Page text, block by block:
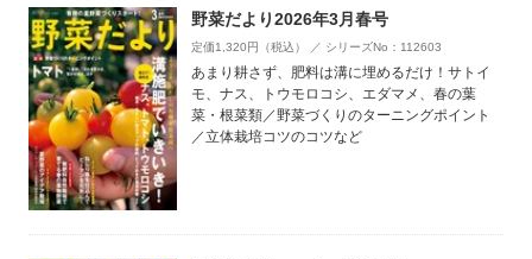
野菜だより2026年3月春号
定価1,320円（税込） ／ シリーズNo：112603
あまり耕さず、肥料は溝に埋めるだけ！サトイ
モ、ナス、トウモロコシ、エダマメ、春の葉
菜・根菜類／野菜づくりのターニングポイント
／立体栽培コツのコツなど